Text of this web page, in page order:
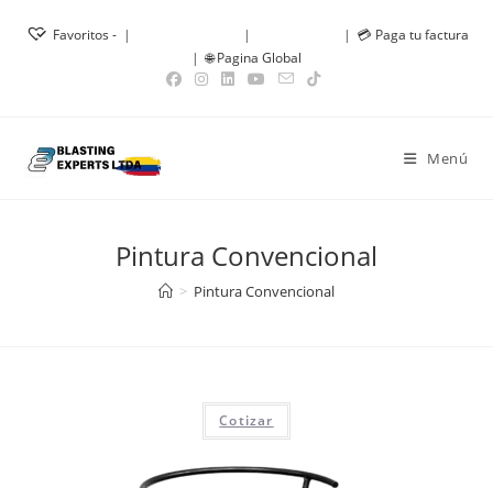
Favoritos - | | | 💳 Paga tu factura
|🌐 Pagina Global
Menú
Pintura Convencional
> Pintura Convencional
Cotizar
15% de Descuento en Tolvas Obtener!